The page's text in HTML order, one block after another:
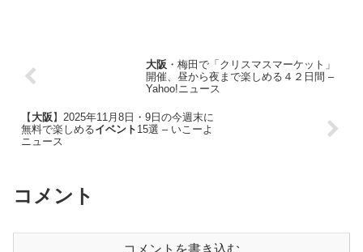
大阪 ・梅田で「クリスマスマーケット」
開催、昼から夜まで楽しめる４２日間 –
Yahoo!ニュース
【大阪】2025年11月8日・9日の今週末に
無料で楽しめるイベント 15選 – いこーよ
ニュース
コメント